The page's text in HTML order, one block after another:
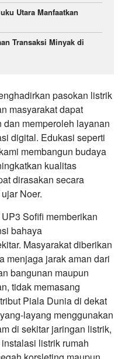
Utara Manfaatkan
Transaksi Minyak di
pasokan listrik
masyarakat dapat
memperoleh layanan
digital. Edukasi seperti
membangun budaya
kualitas
dirasakan secara
Noer.
Sofifi memberikan
bahaya
Masyarakat diberikan
menjaga jarak aman dari
bangunan maupun
tidak memasang
Piala Dunia di dekat
layang menggunakan
di sekitar jaringan listrik,
listrik rumah